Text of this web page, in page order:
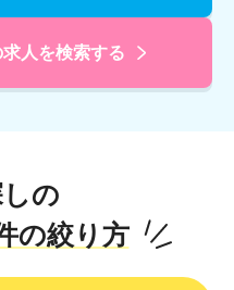
人を検索する
の
の絞り方